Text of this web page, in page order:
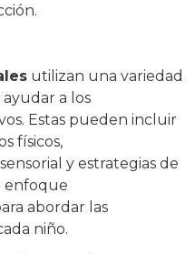
utilizan una variedad
a los
Estas pueden incluir
físicos,
y estrategias de
enfoque
abordar las
niño.